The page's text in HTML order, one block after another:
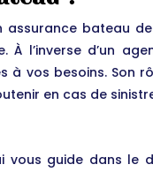
bateau
À l’inverse d’un
vos besoins. Son
en cas de
guide dans le